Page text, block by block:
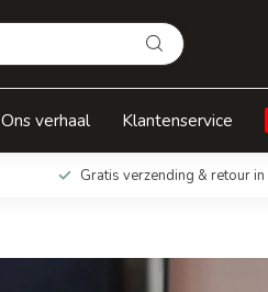
Ons verhaal Klantenservice
Gratis verzending & retour in